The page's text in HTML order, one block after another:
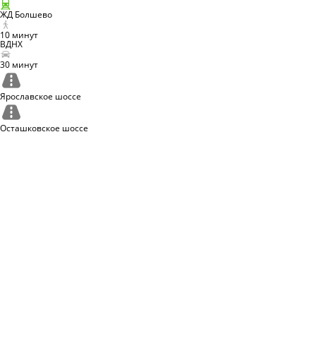
ЖД Болшево
10 минут
ВДНХ
30 минут
Ярославское шоссе
Осташковское шоссе